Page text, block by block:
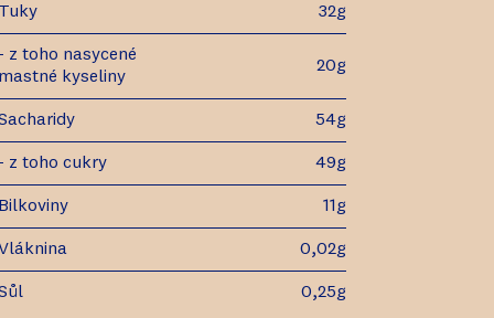
32g
z toho nasycené
kyseliny
20g
54g
z toho cukry 49g
11g
0,02g
0,25g